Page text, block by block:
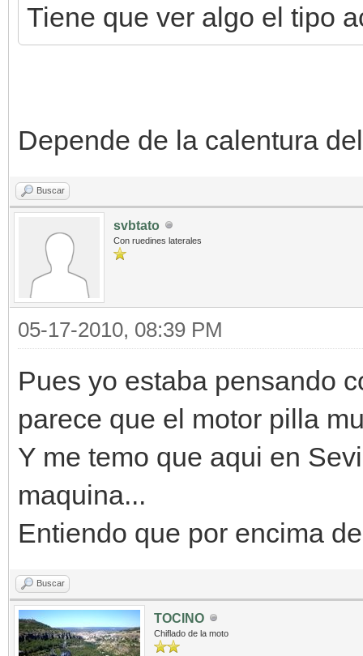
Tiene que ver algo el tipo
Depende de la calentura
Buscar
svbtato
Con ruedines laterales
05-17-2010, 08:39 PM
Pues yo estaba pensando
parece que el motor pilla
Y me temo que aqui en
maquina...
Entiendo que por encima
Buscar
TOCINO
Chiflado de la moto